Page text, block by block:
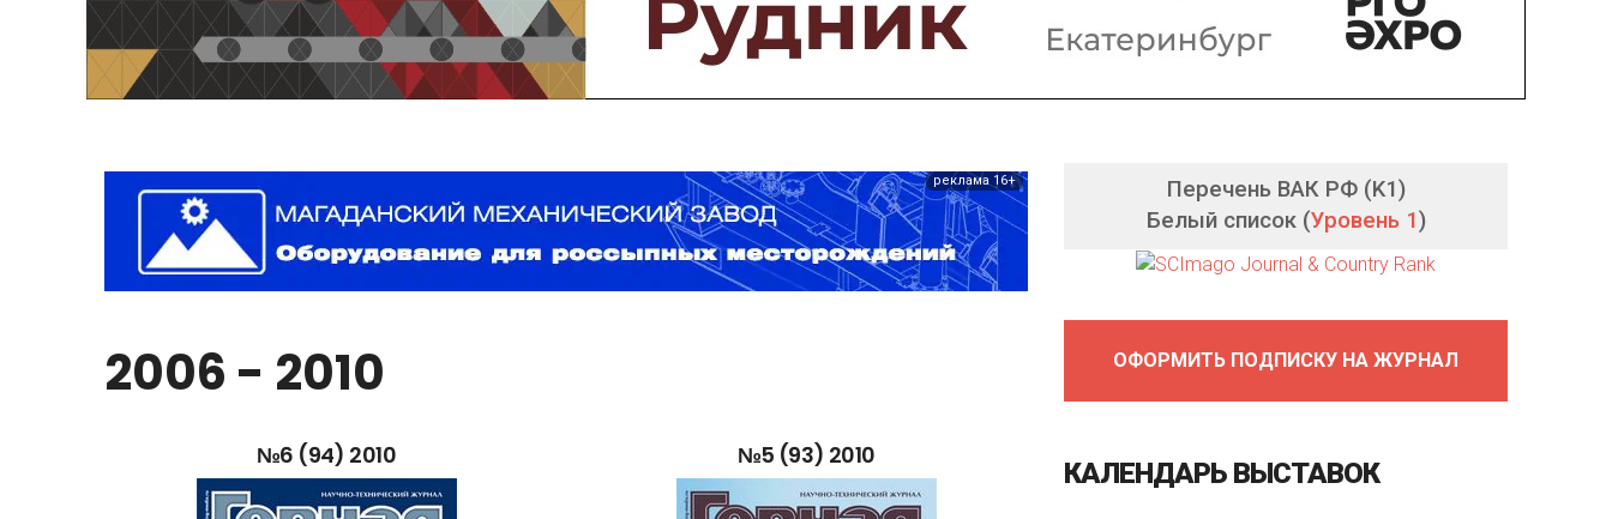
Предприятия и компании
Интервью
Выставки, Конференции
реклама 16+
2006 - 2010
№6 (94) 2010 №5 (93) 2010
Перечень ВАК РФ (K1)
Белый список (Уровень 1)
ОФОРМИТЬ ПОДПИСКУ НА ЖУРНАЛ
КАЛЕНДАРЬ ВЫСТАВОК